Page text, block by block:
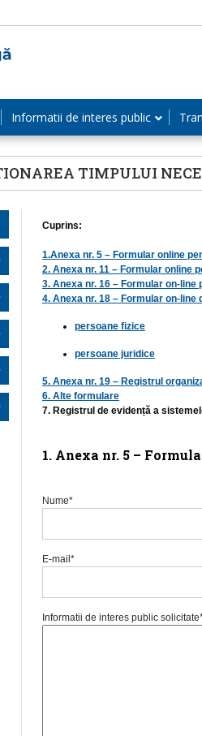
Informatii de interes public
TIMPULUI
Cuprins:
1.Anexa nr. 5 – Formular online
2. Anexa nr. 11 – Formular online
3. Anexa nr. 16 – Formular on-
4. Anexa nr. 18 – Formular on-
persoane fizice
persoane juridice
5. Anexa nr. 19 – Registrul
6. Alte formulare
7. Registrul de evidență a
1. Anexa nr. 5 –
Nume*
E-mail*
Informatii de interes public